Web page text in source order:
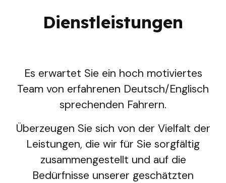
Dienstleistungen
Es erwartet Sie ein hoch motiviertes
Team von erfahrenen Deutsch/Englisch
sprechenden Fahrern.
Überzeugen Sie sich von der Vielfalt der
Leistungen, die wir für Sie sorgfältig
zusammengestellt und auf die
Bedürfnisse unserer geschätzten